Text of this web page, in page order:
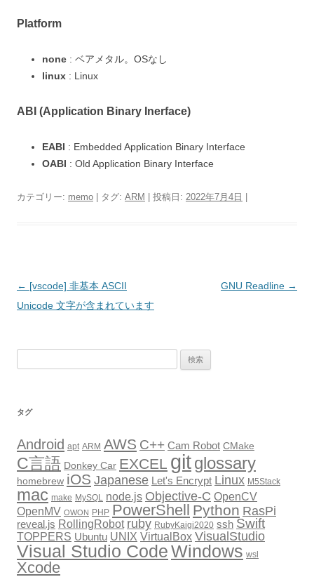
Platform
none : ベアメタル。OSなし
linux : Linux
ABI (Application Binary Inerface)
EABI : Embedded Application Binary Interface
OABI : Old Application Binary Interface
カテゴリー: memo | タグ: ARM | 投稿日: 2022年7月4日
投
稿
ン
← [vscode] 非基本 ASCII
Unicode 文字が含まれています
GNU Readline →
タグ
Android apt ARM AWS C++ Cam Robot CMake
C言語 Donkey Car EXCEL gitglossary
homebrew iOS Japanese Let's Encrypt Linux M5Stack
mac make MySQL node.js Objective-C OpenCV
OpenMV OWON PHP PowerShell Python RasPi
reveal.js RollingRobot ruby RubyKaigi2020 ssh Swift
TOPPERS Ubuntu UNIX VirtualBox VisualStudio
Visual Studio CodeWindows wsl
Xcode